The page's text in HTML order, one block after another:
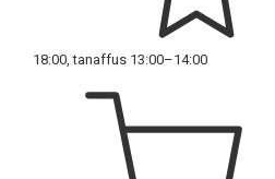
18:00, tanaffus 13:00–14:00